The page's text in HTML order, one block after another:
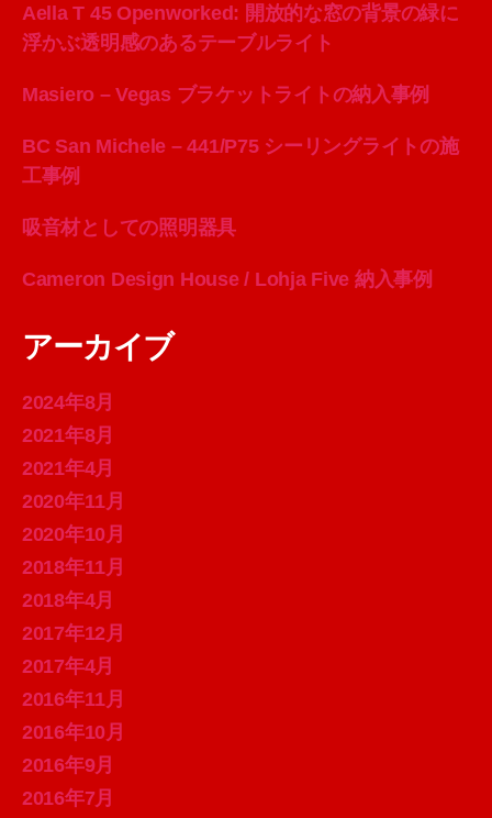
Aella T 45 Openworked: 開放的な窓の背景の緑に
浮かぶ透明感のあるテーブルライト
Masiero – Vegas ブラケットライトの納入事例
BC San Michele – 441/P75 シーリングライトの施
工事例
吸音材としての照明器具
Cameron Design House / Lohja Five 納入事例
アーカイブ
2024年8月
2021年8月
2021年4月
2020年11月
2020年10月
2018年11月
2018年4月
2017年12月
2017年4月
2016年11月
2016年10月
2016年9月
2016年7月